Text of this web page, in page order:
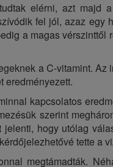
elérni, azt majd
fel jól, azaz egy
a magas vérszinttől
a C-vitamint. Az
eredményezett.
kapcsolatos
szerint
hogy utólag
tette a
megtámadták.